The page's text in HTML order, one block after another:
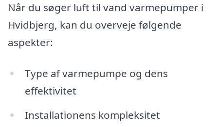
Når du søger luft til vand varmepumper i
Hvidbjerg, kan du overveje følgende
aspekter:
Type af varmepumpe og dens
effektivitet
Installationens kompleksitet